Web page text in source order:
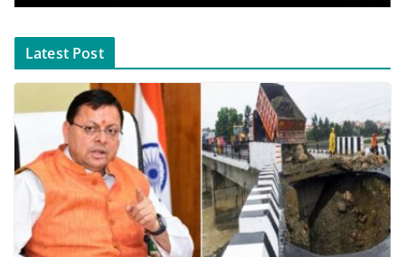
Latest Post